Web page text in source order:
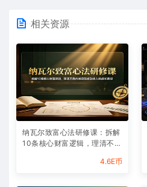
相关资源
纳瓦尔致富心法研修课：拆解
10条核心财富逻辑，理清不靠
4.6E币